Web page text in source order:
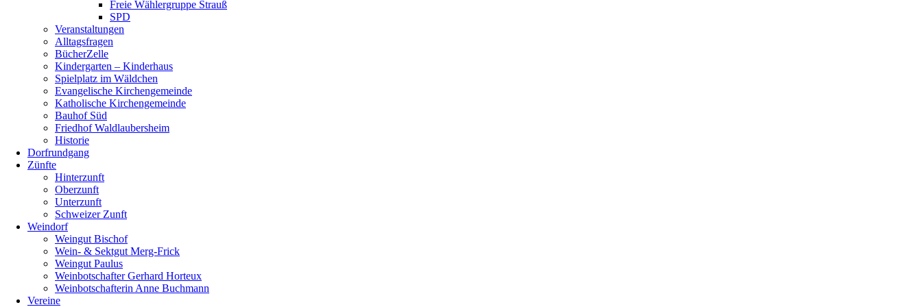
Freie Wählergruppe Strauß
SPD
Veranstaltungen
Alltagsfragen
BücherZelle
Kindergarten – Kinderhaus
Spielplatz im Wäldchen
Evangelische Kirchengemeinde
Katholische Kirchengemeinde
Bauhof Süd
Friedhof Waldlaubersheim
Historie
Dorfrundgang
Zünfte
Hinterzunft
Oberzunft
Unterzunft
Schweizer Zunft
Weindorf
Weingut Bischof
Wein- & Sektgut Merg-Frick
Weingut Paulus
Weinbotschafter Gerhard Horteux
Weinbotschafterin Anne Buchmann
Vereine